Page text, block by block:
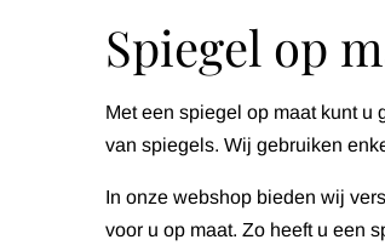
Spiegel op
Met een spiegel op maat kunt
van spiegels. Wij gebruiken
In onze webshop bieden wij
voor u op maat. Zo heeft u een